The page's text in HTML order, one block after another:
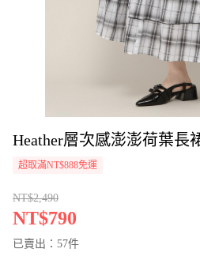
Heather層次感澎澎荷葉長
超取滿NT$888免運
NT$2,490
NT$790
已賣出：57件